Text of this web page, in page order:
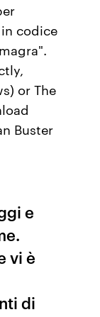
codice
or The
Buster
e
vi è
di